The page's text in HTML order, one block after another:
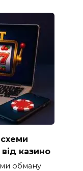
казино
обману